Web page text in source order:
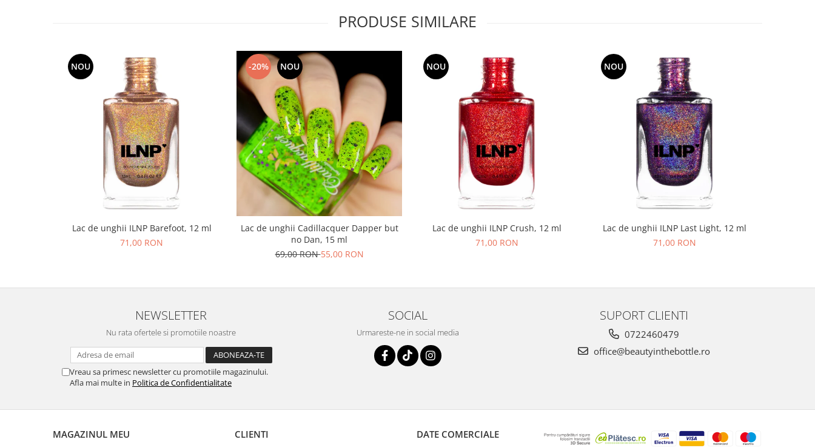
PRODUSE SIMILARE
NOU
Lac de unghii ILNP Barefoot, 12 ml
71,00 RON
-20% NOU
Lac de unghii Cadillacquer Dapper but
no Dan, 15 ml
69,00 RON55,00 RON
NOU
Lac de unghii ILNP Crush, 12 ml
71,00 RON
NOU
Lac de unghii ILNP Last Light, 12 ml
71,00 RON
NEWSLETTER
Nu rata ofertele si promotiile noastre
Vreau sa primesc newsletter cu promotiile magazinului.
Afla mai multe in Politica de Confidentialitate
SOCIAL
Urmareste-ne in social media
SUPORT CLIENTI
0722460479
office@beautyinthebottle.ro
MAGAZINUL MEU CLIENTI DATE COMERCIALE